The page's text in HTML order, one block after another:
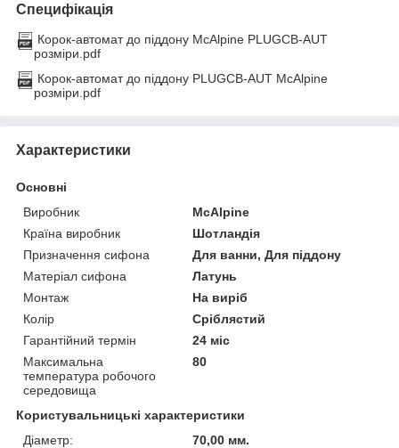
Специфікація
Корок-автомат до піддону McAlpine PLUGCB-AUT
розміри.pdf
Корок-автомат до піддону PLUGCB-AUT McAlpine
розміри.pdf
Характеристики
Основні
Виробник
McAlpine
Країна виробник
Шотландія
Призначення сифона
Для ванни, Для піддону
Матеріал сифона
Латунь
Монтаж
На виріб
Колір
Сріблястий
Гарантійний термін
24 міс
Максимальна
температура робочого
середовища
80
Користувальницькі характеристики
Діаметр:
70,00 мм.